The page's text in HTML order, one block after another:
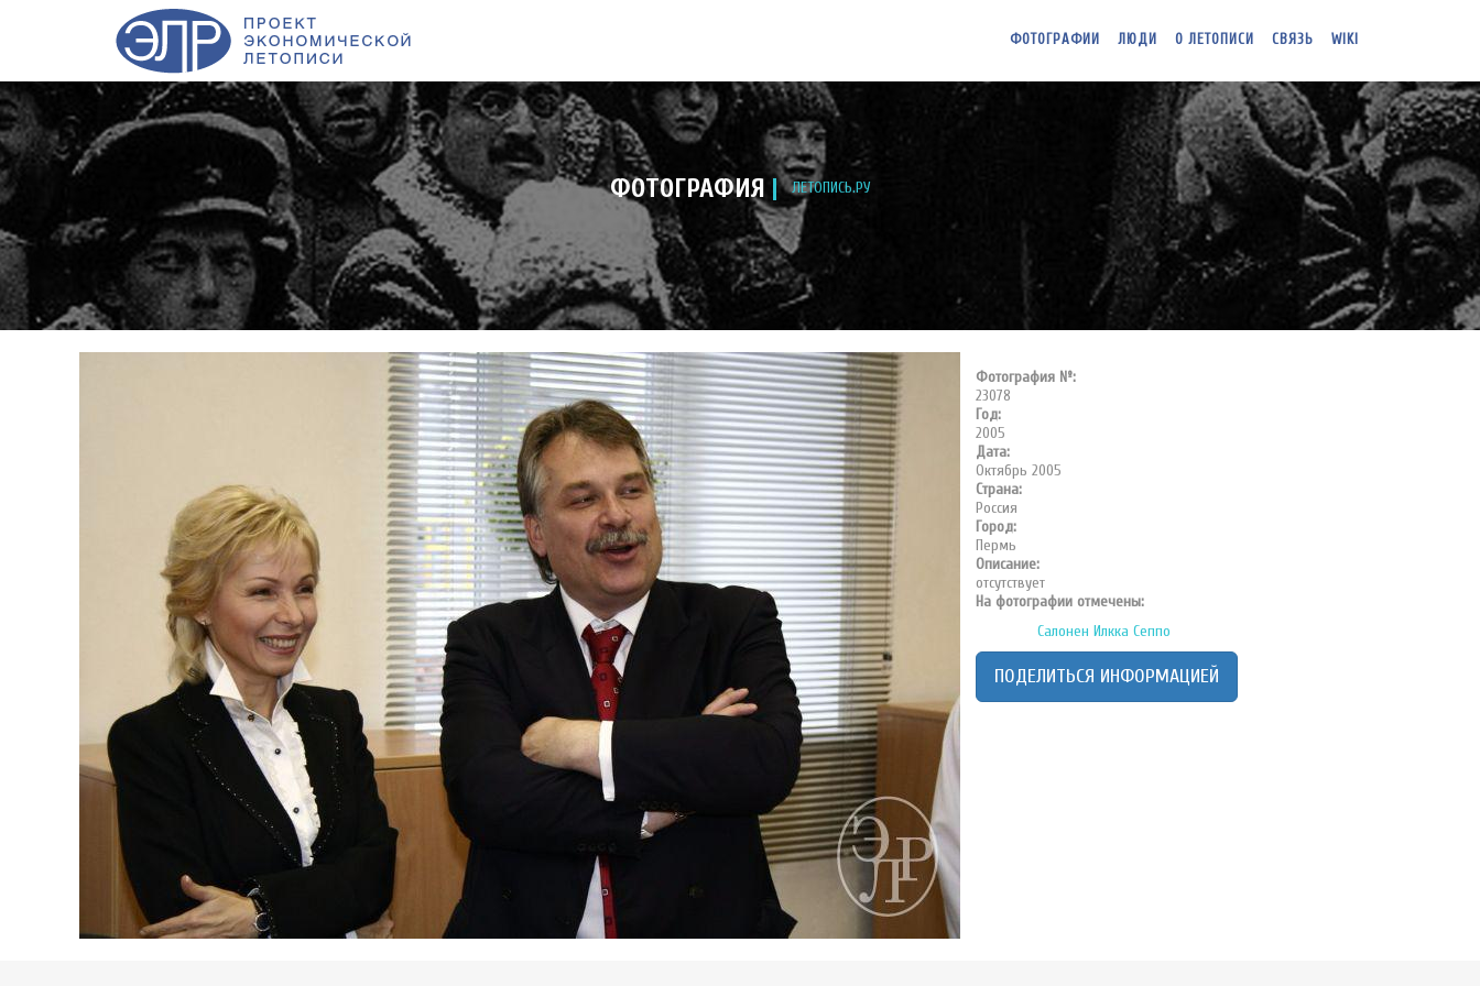
ФОТОГРАФИИ ЛЮДИ О ЛЕТОПИСИ СВЯЗЬ WIKI
ФОТОГРАФИЯ ЛЕТОПИСЬ.РУ
Фотография №:
23078
Год:
2005
Дата:
Октябрь 2005
Страна:
Россия
Город:
Пермь
Описание:
отсутствует
На фотографии отмечены:
Салонен Илкка Сеппо
ПОДЕЛИТЬСЯ ИНФОРМАЦИЕЙ